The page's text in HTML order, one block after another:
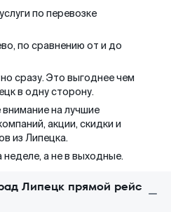
по перевозке
по сравнению от и до
сразу. Это выгоднее чем
в одну сторону.
на лучшие
акции, скидки и
из Липецка.
неделе, а не в выходные.
Липецк прямой рейс